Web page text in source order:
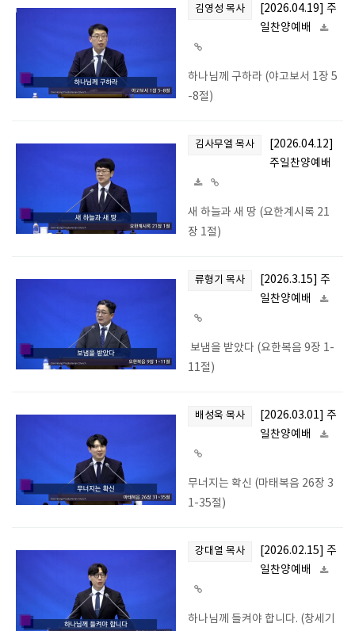
김영성 목사
[2026.04.19] 주
일찬양예배
하나님께 구하라 (야고보서 1장 5
-8절)
김사무엘 목사
[2026.04.12]
주일찬양예배
새 하늘과 새 땅 (요한계시록 21
장 1절)
류형기 목사
[2026.3.15] 주
일찬양예배
보냄을 받았다 (요한복음 9장 1-
11절)
배성욱 목사
[2026.03.01] 주
일찬양예배
무너지는 확신 (마태복음 26장 3
1-35절)
강대열 목사
[2026.02.15] 주
일찬양예배
하나님께 들켜야 합니다. (창세기